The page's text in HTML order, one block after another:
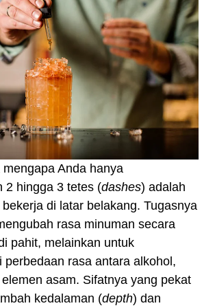
Anda hanya
2 hingga 3 tetes (dashes) adalah
di latar belakang. Tugasnya
rasa minuman secara
pahit, melainkan untuk
perbedaan rasa antara alkohol,
asam. Sifatnya yang pekat
kedalaman (depth) dan